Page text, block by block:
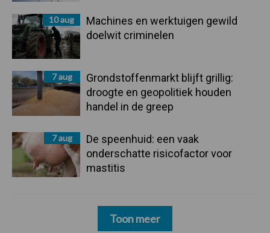
10 aug
Machines en werktuigen gewild
doelwit criminelen
7 aug
Grondstoffenmarkt blijft grillig:
droogte en geopolitiek houden
handel in de greep
7 aug
De speenhuid: een vaak
onderschatte risicofactor voor
mastitis
Toon meer